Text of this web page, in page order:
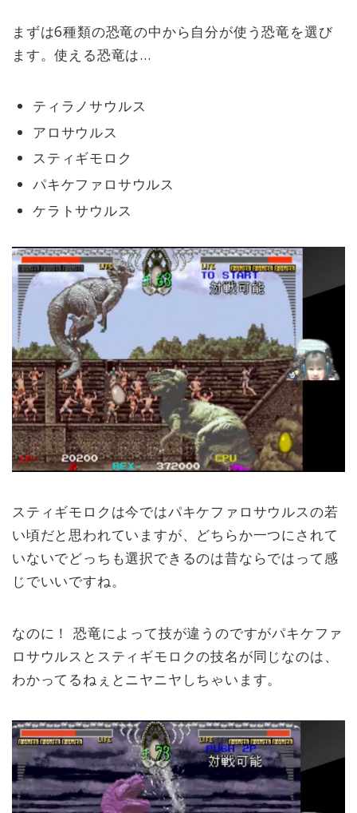
まずは6種類の恐竜の中から自分が使う恐竜を選び
ます。使える恐竜は…
ティラノサウルス
アロサウルス
スティギモロク
パキケファロサウルス
ケラトサウルス
スティギモロクは今ではパキケファロサウルスの若
い頃だと思われていますが、どちらか一つにされて
いないでどっちも選択できるのは昔ならではって感
じでいいですね。
なのに！ 恐竜によって技が違うのですがパキケファ
ロサウルスとスティギモロクの技名が同じなのは、
わかってるねぇとニヤニヤしちゃいます。